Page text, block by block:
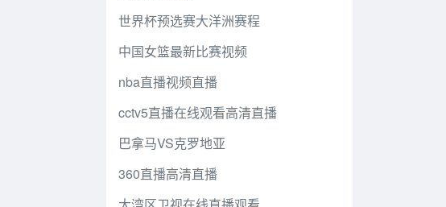
世界杯预选赛大洋洲赛程
中国女篮最新比赛视频
nba直播视频直播
cctv5直播在线观看高清直播
巴拿马VS克罗地亚
360直播高清直播